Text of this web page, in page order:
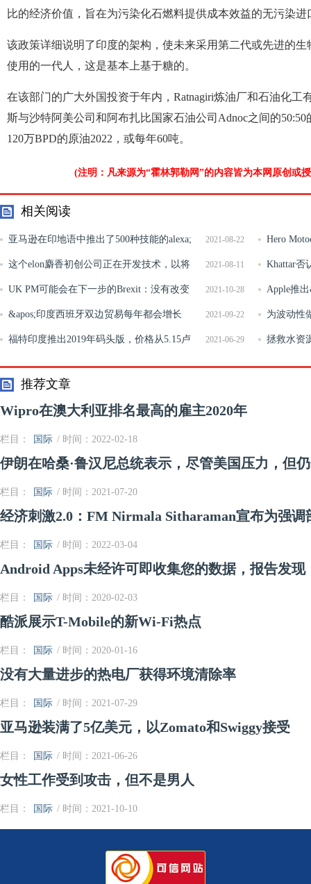
比的经济价值，旨在为污染化石燃料提供成本效益的无污染进
该政策详细说明了印度的架构，使未来采用第二代或先进的
使用的一代人，这是基本上基于糖的。
在该部门的广大外国投资于年内，Ratnagiri炼油厂和石油化工
斯与沙特阿美公司和阿布扎比国家石油公司Adnoc之间的
120万BPD的原油2022，或每年60吨。
(注明：凡来源为“霍林郭勒网”的内容皆为本网原创或
相关阅读
2021-08-22
亚马逊在印地语中推出了500种技能的alexa;
其他印度语言
Hero
售额超过7％
2021-08-11
这个elon麝香初创公司正在开发技术，以将
计算机连接到人类大脑
Khattar否
的企业失败
2021-10-28
UK PM可能会在下一步的Brexit：没有改变
或新的方法？
Apple推
2021-09-22
&apos;印度西班牙双边贸易每年都会增长
20％&apos;
为波动性
成为焦点
2021-06-29
福特印度推出2019年码头版，价格从5.15卢
比开始
拯救水资
推荐文章
Wipro在澳大利亚排名最高的雇主2020年
栏目： 国际 / 时间：2022-02-18
伊朗在哈桑·鲁汉尼总统表示，尽管美国压力，但
栏目： 国际 / 时间：2021-07-20
经济刺激2.0：FM Nirmala Sitharaman宣布为强
栏目： 国际 / 时间：2022-03-04
Android Apps未经许可即收集您的数据，报告发现
栏目： 国际 / 时间：2020-02-03
酷派展示T-Mobile的新Wi-Fi热点
栏目： 国际 / 时间：2020-01-16
没有大量进步的热电厂获得环境清除率
栏目： 国际 / 时间：2021-07-29
亚马逊装满了5亿美元，以Zomato和Swiggy接受
栏目： 国际 / 时间：2021-06-26
女性工作受到攻击，但不是男人
栏目： 国际 / 时间：2021-10-10